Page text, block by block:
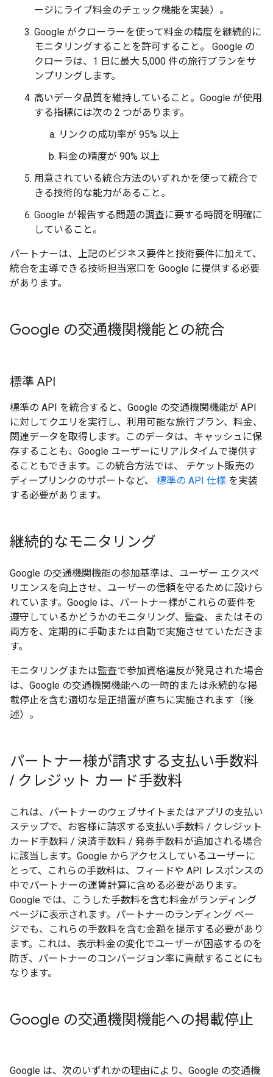
ージにライブ料金のチェック機能を実装）。
Google がクローラーを使って料金の精度を継続的に
モニタリングすることを許可すること。 Google の
クローラは、1 日に最大 5,000 件の旅行プランをサ
ンプリングします。
高いデータ品質を維持していること。Google が使用
する指標には次の 2 つがあります。
リンクの成功率が 95% 以上
料金の精度が 90% 以上
用意されている統合方法のいずれかを使って統合で
きる技術的な能力があること。
Google が報告する問題の調査に要する時間を明確に
していること。
パートナーは、上記のビジネス要件と技術要件に加えて、
統合を主導できる技術担当窓口を Google に提供する必要
があります。
Google の交通機関機能との統合
標準 API
標準の API を統合すると、Google の交通機関機能が API
に対してクエリを実行し、利用可能な旅行プラン、料金、
関連データを取得します。このデータは、キャッシュに保
存することも、Google ユーザーにリアルタイムで提供す
ることもできます。この統合方法では、 チケット販売の
ディープリンクのサポートなど、 標準の API 仕様 を実装
する必要があります。
継続的なモニタリング
Google の交通機関機能の参加基準は、ユーザー エクスペ
リエンスを向上させ、ユーザーの信頼を守るために設けら
れています。Google は、パートナー様がこれらの要件を
遵守しているかどうかのモニタリング、監査、またはその
両方を、定期的に手動または自動で実施させていただきま
す。
モニタリングまたは監査で参加資格違反が発見された場合
は、Google の交通機関機能への一時的または永続的な掲
載停止を含む適切な是正措置が直ちに実施されます（後
述）。
パートナー様が請求する支払い手数料
/ クレジット カード手数料
これは、パートナーのウェブサイトまたはアプリの支払い
ステップで、お客様に請求する支払い手数料 / クレジット
カード手数料 / 決済手数料 / 発券手数料が追加される場合
に該当します。Google からアクセスしているユーザーに
とって、これらの手数料は、フィードや API レスポンスの
中でパートナーの運賃計算に含める必要があります。
Google では、こうした手数料を含む料金がランディング
ページに表示されます。パートナーのランディング ペー
ジでも、これらの手数料を含む金額を提示する必要があり
ます。これは、表示料金の変化でユーザーが困惑するのを
防ぎ、パートナーのコンバージョン率に貢献することにも
なります。
Google の交通機関機能への掲載停止
Google は、次のいずれかの理由により、Google の交通機